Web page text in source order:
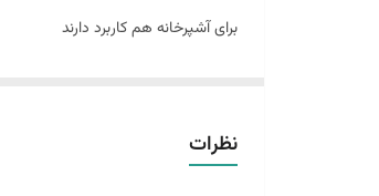
برای آشپرخانه هم کاربرد دارند
نظرات